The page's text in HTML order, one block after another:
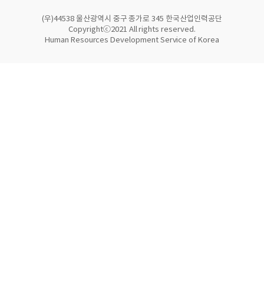
(우)44538 울산광역시 중구 종가로 345 한국산업인력공단
Copyrightⓒ2021 All rights reserved.
Human Resources Development Service of Korea